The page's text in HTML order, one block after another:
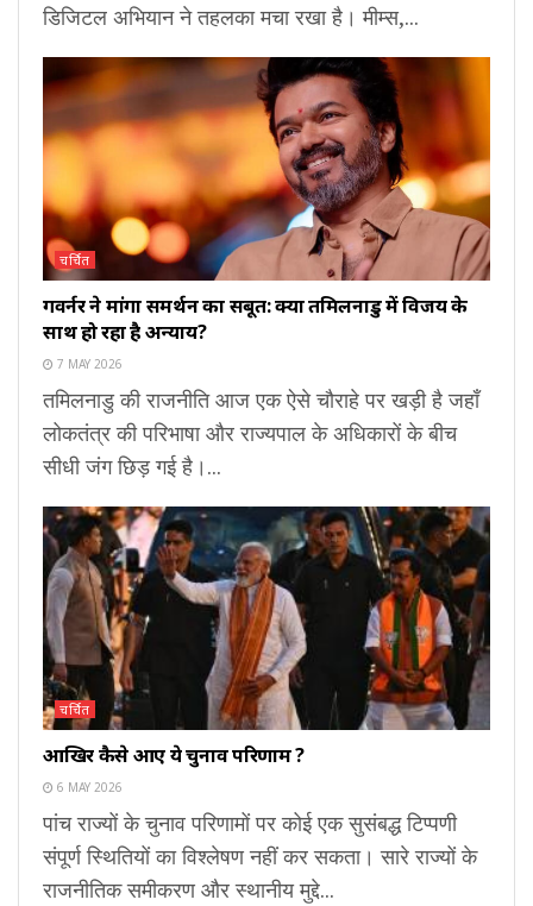
डिजिटल अभियान ने तहलका मचा रखा है। मीम्स,...
चर्चित
गवर्नर ने मांगा समर्थन का सबूत: क्या तमिलनाडु में विजय के
साथ हो रहा है अन्याय?
7 MAY 2026
तमिलनाडु की राजनीति आज एक ऐसे चौराहे पर खड़ी है जहाँ
लोकतंत्र की परिभाषा और राज्यपाल के अधिकारों के बीच
सीधी जंग छिड़ गई है।...
चर्चित
आखिर कैसे आए ये चुनाव परिणाम ?
6 MAY 2026
पांच राज्यों के चुनाव परिणामों पर कोई एक सुसंबद्ध टिप्पणी
संपूर्ण स्थितियों का विश्लेषण नहीं कर सकता। सारे राज्यों के
राजनीतिक समीकरण और स्थानीय मुद्दे...